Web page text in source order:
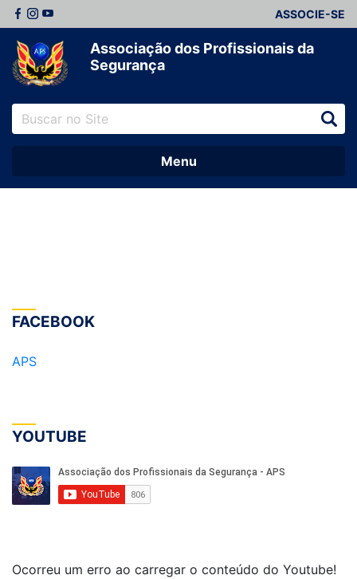
ASSOCIE-SE
Associação dos Profissionais da
Segurança
Menu
FACEBOOK
APS
YOUTUBE
Ocorreu um erro ao carregar o conteúdo do Youtube!